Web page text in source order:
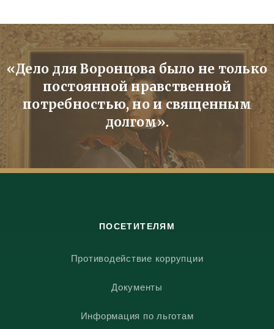
«Дело для Воронцова было не только
постоянной нравственной
потребностью, но и священным
долгом».
ПОСЕТИТЕЛЯМ
Противодействие коррупции
Документы
Информация по льготам